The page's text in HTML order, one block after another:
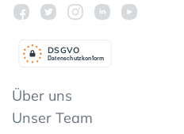
Datenschutzkonform
DSGVO
Über uns
Unser Team